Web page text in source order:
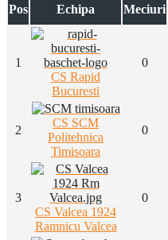
Pos Echipa Meciuri
1
CS Rapid
Bucuresti
0
2
CS SCM
Politehnica
Timisoara
0
3
CS Valcea 1924
Ramnicu Valcea
0